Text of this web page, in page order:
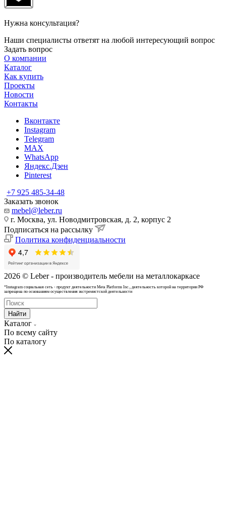
Нужна консультация?
Наши специалисты ответят на любой интересующий вопрос
Задать вопрос
О компании
Каталог
Как купить
Проекты
Новости
Контакты
Вконтакте
Instagram
Telegram
MAX
WhatsApp
Яндекс.Дзен
Pinterest
+7 925 485-34-48
Заказать звонок
mebel@leber.ru
г. Москва, ул. Новодмитровская, д. 2, корпус 2
Подписаться на рассылку
Политика конфиденциальности
2026 © Leber - производитель мебели на металлокаркасе
*Instagram cоциальная сеть - продукт деятельности Meta Platforms Inc., деятельность которой на территории РФ
запрещена по основаниям осуществления экстремистской деятельности
Найти
Каталог
По всему сайту
По каталогу